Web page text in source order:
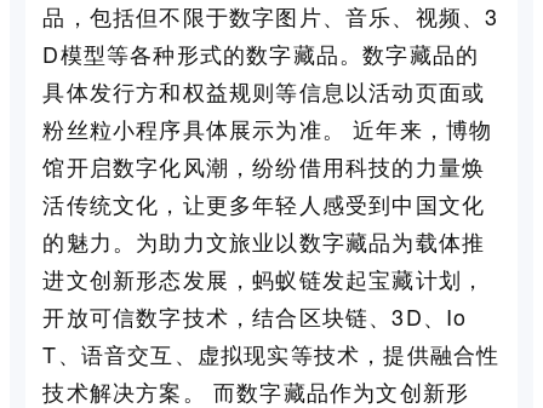
品，包括但不限于数字图片、音乐、视频、3
D模型等各种形式的数字藏品。数字藏品的
具体发行方和权益规则等信息以活动页面或
粉丝粒小程序具体展示为准。 近年来，博物
馆开启数字化风潮，纷纷借用科技的力量焕
活传统文化，让更多年轻人感受到中国文化
的魅力。为助力文旅业以数字藏品为载体推
进文创新形态发展，蚂蚁链发起宝藏计划，
开放可信数字技术，结合区块链、3D、Io
T、语音交互、虚拟现实等技术，提供融合性
技术解决方案。 而数字藏品作为文创新形